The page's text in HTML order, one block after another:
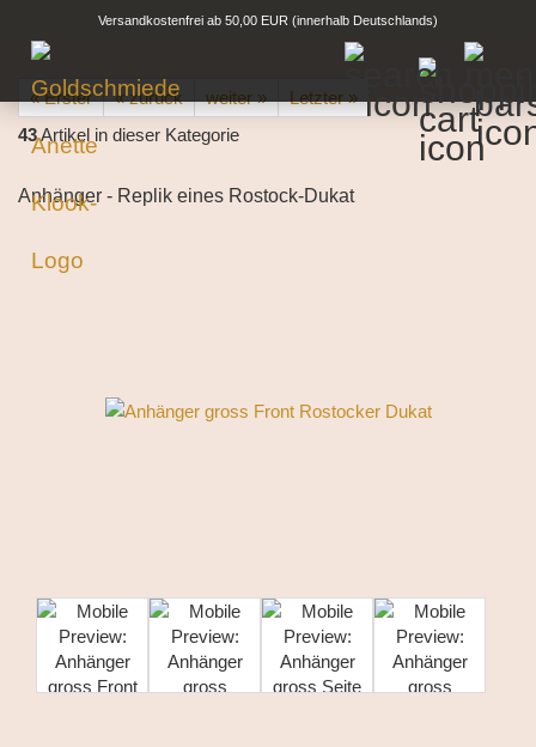
Versandkostenfrei ab 50,00 EUR (innerhalb Deutschlands)
« Erster « zurück weiter »
Letzter »
43Artikel in dieser Kategorie
Anhänger - Replik eines Rostock-Dukat